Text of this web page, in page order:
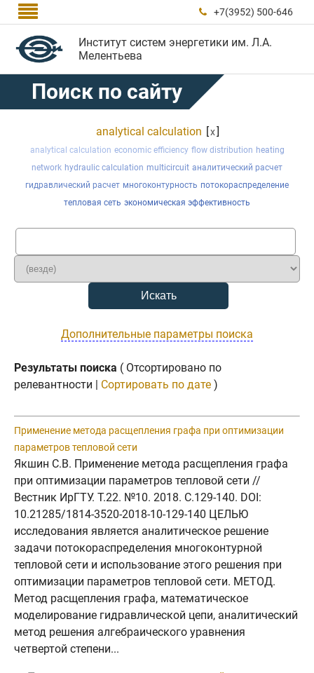
  +7(3952) 500-646
Институт систем энергетики им. Л.А.
Мелентьева
Поиск по сайту
analytical calculation [x]
analytical calculation economic efficiency flow distribution heating
network hydraulic calculation multicircuit аналитический расчет
гидравлический расчет многоконтурность потокораспределение
тепловая сеть экономическая эффективность
Дополнительные параметры поиска
Результаты поиска ( Отсортировано по
релевантности | Сортировать по дате )
Применение метода расщепления графа при оптимизации
параметров тепловой сети
Якшин С.В. Применение метода расщепления графа
при оптимизации параметров тепловой сети //
Вестник ИрГТУ. Т.22. №10. 2018. C.129-140. DOI:
10.21285/1814-3520-2018-10-129-140 ЦЕЛЬЮ
исследования является аналитическое решение
задачи потокораспределения многоконтурной
тепловой сети и использование этого решения при
оптимизации параметров тепловой сети. МЕТОД.
Метод расщепления графа, математическое
моделирование гидравлической цепи, аналитический
метод решения алгебраического уравнения
четвертой степени...